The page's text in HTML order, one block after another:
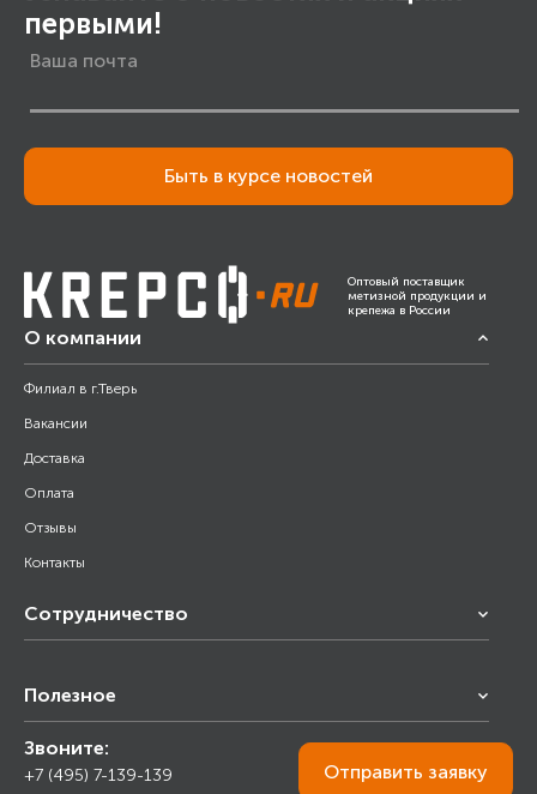
первыми!
Быть в курсе новостей
Оптовый поставщик
метизной продукции и
крепежа в России
О компании
Филиал в г.Тверь
Вакансии
Доставка
Оплата
Отзывы
Контакты
Сотрудничество
Снабжение строительства
Торговым организациям
Полезное
Калькулятор
Прайс лист
Звоните:
+7 (495) 7-139-139 Отправить заявку